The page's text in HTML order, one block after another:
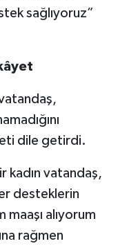
sağlıyoruz”
dile getirdi.
kadın vatandaş,
desteklerin
maaşı alıyorum
rağmen